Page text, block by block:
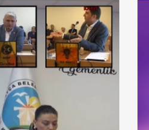
VERİLDİ